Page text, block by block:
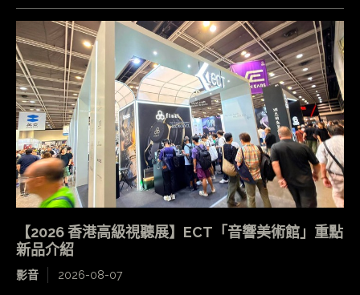
【2026 香港高級視聽展】ECT「音響美術館」重點
新品介紹
影音 2026-08-07